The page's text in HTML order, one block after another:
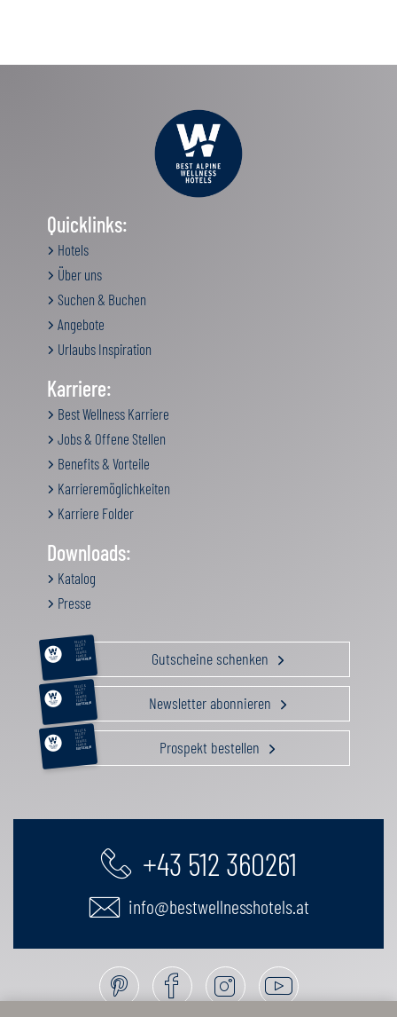
Quicklinks:
Hotels
Über uns
Suchen & Buchen
Angebote
Urlaubs Inspiration
Karriere:
Best Wellness Karriere
Jobs & Offene Stellen
Benefits & Vorteile
Karrieremöglichkeiten
Karriere Folder
Downloads:
Katalog
Presse
RELAX &
BEAUTY
AKTIV
GENUSS
FAMILIE
GUTSCHEIN Gutscheine schenken
RELAX &
BEAUTY
AKTIV
GENUSS
FAMILIE
GUTSCHEIN Newsletter abonnieren
RELAX &
BEAUTY
AKTIV
GENUSS
FAMILIE
GUTSCHEIN Prospekt bestellen
+43 512 360261
info@bestwellnesshotels.at